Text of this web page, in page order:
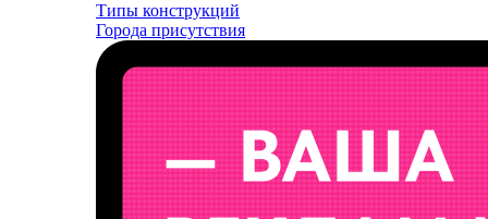
Типы конструкций
Города присутствия